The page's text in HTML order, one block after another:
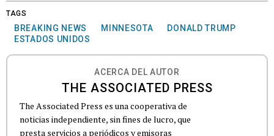
TAGS
BREAKING NEWS MINNESOTA
DONALD TRUMP
ESTADOS UNIDOS
ACERCA DEL AUTOR
THE ASSOCIATED PRESS
The Associated Press es una cooperativa de
noticias independiente, sin fines de lucro, que
presta servicios a periódicos y emisoras